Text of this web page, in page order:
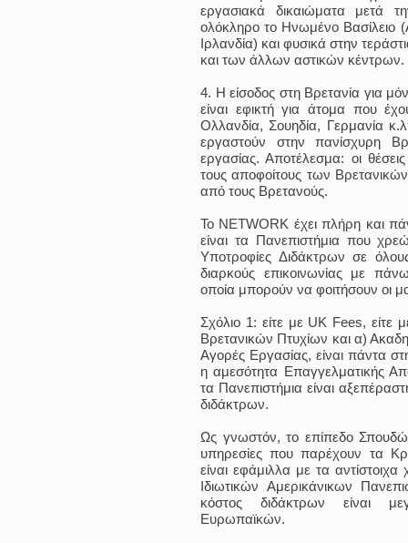
εργασιακά δικαιώματα μετά
ολόκληρο το Ηνωμένο Βασίλειο
Ιρλανδία) και φυσικά στην
και των άλλων αστικών κέντρων.
4. Η είσοδος στη Βρετανία για
είναι εφικτή για άτομα που
Ολλανδία, Σουηδία, Γερμανία
εργαστούν στην πανίσχυρη
εργασίας. Αποτέλεσμα: οι
τους αποφοίτους των
από τους Βρετανούς.
Το NETWORK έχει πλήρη και
είναι τα Πανεπιστήμια που
Υποτροφίες Διδάκτρων σε
διαρκούς επικοινωνίας με
οποία μπορούν να φοιτήσουν οι
Σχόλιο 1: είτε με UK Fees,
Βρετανικών Πτυχίων και α)
Αγορές Εργασίας, είναι πάντα
η αμεσότητα Επαγγελματικής
τα Πανεπιστήμια είναι
διδάκτρων.
Ως γνωστόν, το επίπεδο
υπηρεσίες που παρέχουν τα
είναι εφάμιλλα με τα
Ιδιωτικών Αμερικάνικων
κόστος διδάκτρων είναι
Ευρωπαϊκών.